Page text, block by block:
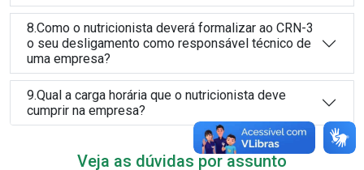
8.Como o nutricionista deverá formalizar ao CRN-3
o seu desligamento como responsável técnico de
uma empresa?
9.Qual a carga horária que o nutricionista deve
cumprir na empresa?
Veja as dúvidas por assunto